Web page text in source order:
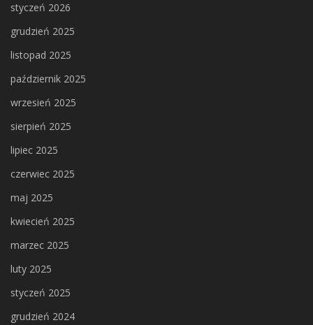
styczeń 2026
grudzień 2025
listopad 2025
październik 2025
wrzesień 2025
sierpień 2025
lipiec 2025
czerwiec 2025
maj 2025
kwiecień 2025
marzec 2025
luty 2025
styczeń 2025
grudzień 2024